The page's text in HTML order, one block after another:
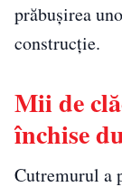
prăbușirea
construcție.
Mii de
închise
Cutremurul a